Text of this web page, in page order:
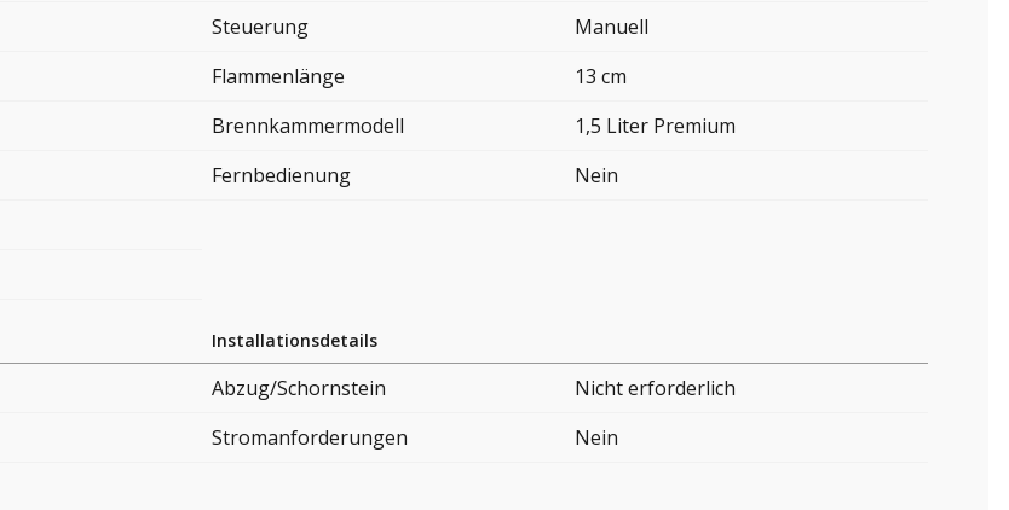
Steuerung
Manuell
Flammenlänge
13 cm
Brennkammermodell
1,5 Liter Premium
Fernbedienung
Nein
Installationsdetails
Abzug/Schornstein
Nicht erforderlich
Stromanforderungen
Nein